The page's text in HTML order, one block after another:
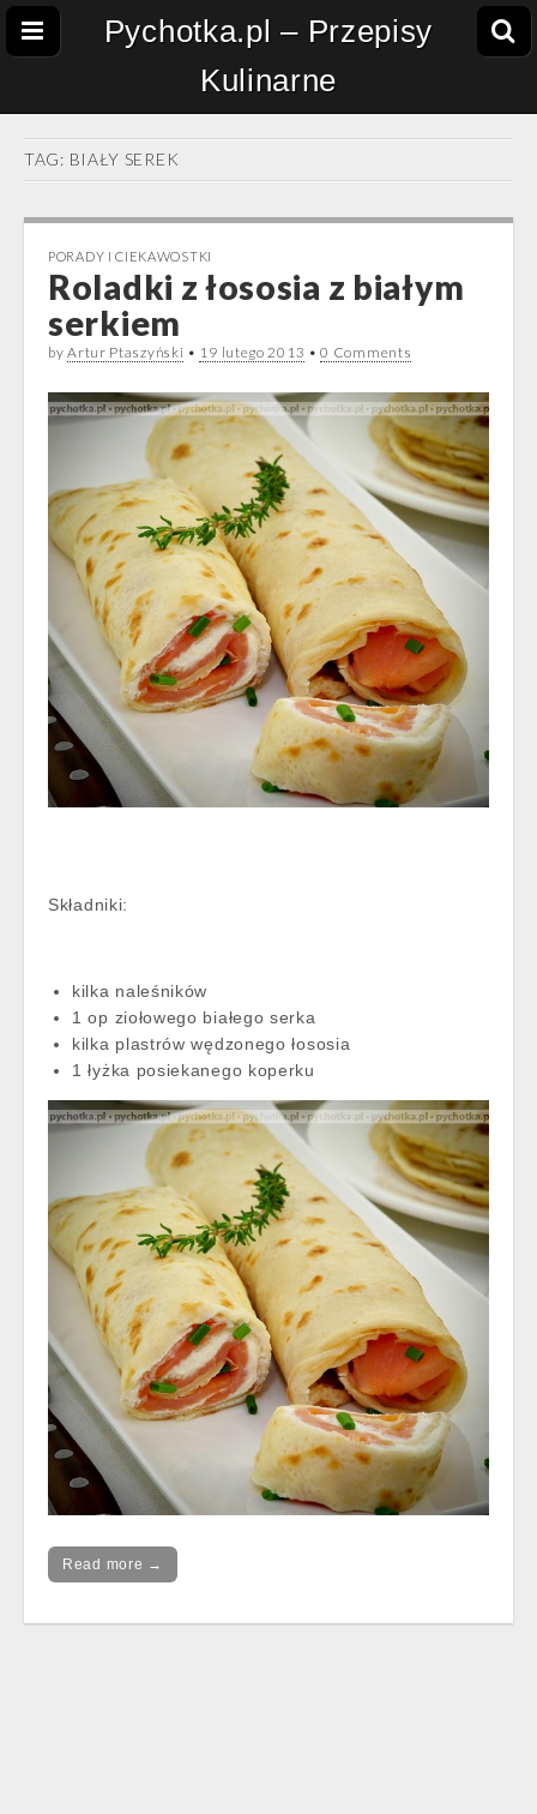
Pychotka.pl – Przepisy
Kulinarne
TAG: BIAŁY SEREK
PORADY I CIEKAWOSTKI
Roladki z łososia z białym
serkiem
byArtur Ptaszyński • 19 lutego 2013 •0 Comments
Składniki:
kilka naleśników
1 op ziołowego białego serka
kilka plastrów wędzonego łososia
1 łyżka posiekanego koperku
Read more →